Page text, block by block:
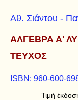
Αθ. Σιάντου -
ΑΛΓΕΒΡΑ Α'
ΤΕΥΧΟΣ
ISBN: 960-600-
Τιμή